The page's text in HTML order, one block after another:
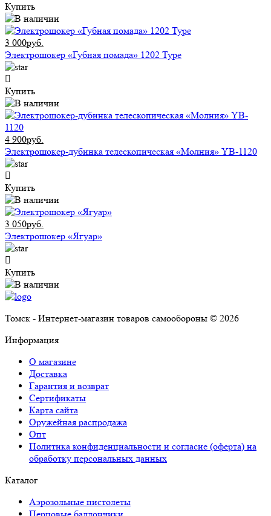
Купить
3 000руб.
Электрошокер «Губная помада» 1202 Type
Купить
4 900руб.
Электрошокер-дубинка телескопическая «Молния» YB-1120
Купить
3 050руб.
Электрошокер «Ягуар»
Купить
Томск - Интернет-магазин товаров самообороны © 2026
Информация
О магазине
Доставка
Гарантия и возврат
Сертификаты
Карта сайта
Оружейная распродажа
Опт
Политика конфиденциальности и согласие (оферта) на
обработку персональных данных
Каталог
Аэрозольные пистолеты